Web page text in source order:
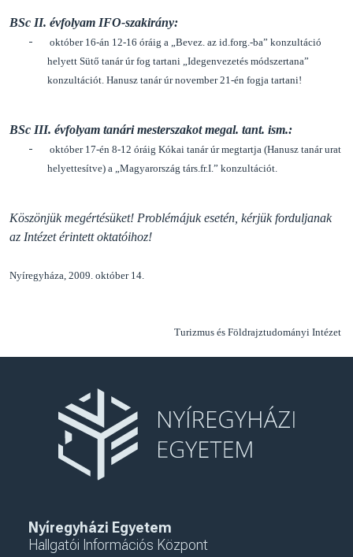
BSc II. évfolyam IFO-szakirány:
-
október 16-án 12-16 óráig a „Bevez. az id.forg.-ba” konzultáció
helyett Sütő tanár úr fog tartani „Idegenvezetés módszertana”
konzultációt. Hanusz tanár úr november 21-én fogja tartani!
BSc III. évfolyam tanári mesterszakot megal. tant. ism.:
-
október 17-én 8-12 óráig Kókai tanár úr megtartja (Hanusz tanár urat
helyettesítve) a „Magyarország társ.fr.I.” konzultációt.
Köszönjük megértésüket! Problémájuk esetén, kérjük forduljanak
az Intézet érintett oktatóihoz!
Nyíregyháza, 2009. október 14.
Turizmus és Földrajztudományi Intézet
Nyíregyházi Egyetem
Hallgatói Információs Központ